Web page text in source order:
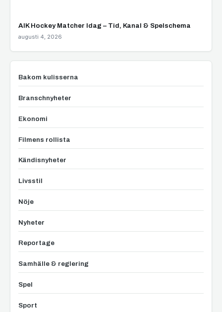
AIK Hockey Matcher Idag – Tid, Kanal & Spelschema
augusti 4, 2026
Bakom kulisserna
Branschnyheter
Ekonomi
Filmens rollista
Kändisnyheter
Livsstil
Nöje
Nyheter
Reportage
Samhälle & reglering
Spel
Sport